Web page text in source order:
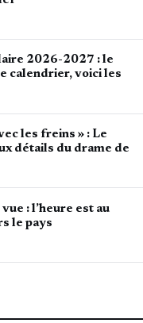
2026-2027 : le
calendrier, voici les
les freins » : Le
détails du drame de
: l’heure est au
le pays